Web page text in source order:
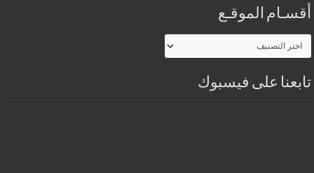
أقسـام الموقـع
أقسـام
الموقـع
تابعنا على فيسبوك